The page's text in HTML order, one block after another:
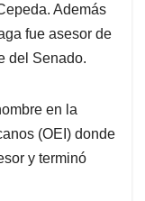
Además
fue asesor de
del Senado.
en la
(OEI) donde
y terminó